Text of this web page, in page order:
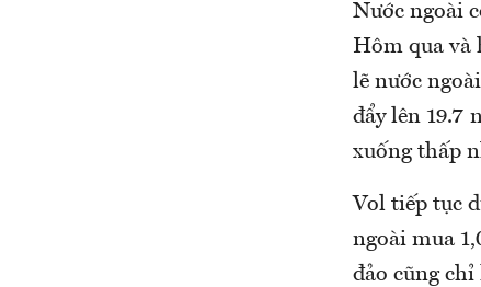
Nước ngoài
Hôm qua và
lẽ nước
đẩy lên 19.7
xuống thấp
Vol tiếp tục
ngoài mua
đảo cũng chỉ